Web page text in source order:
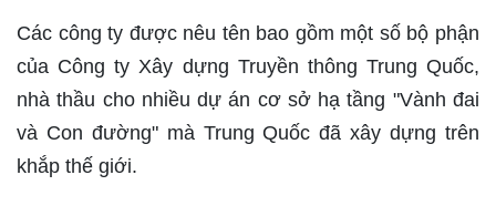
Các công ty được nêu tên bao gồm một số bộ phận
của Công ty Xây dựng Truyền thông Trung Quốc,
nhà thầu cho nhiều dự án cơ sở hạ tầng "Vành đai
và Con đường" mà Trung Quốc đã xây dựng trên
khắp thế giới.